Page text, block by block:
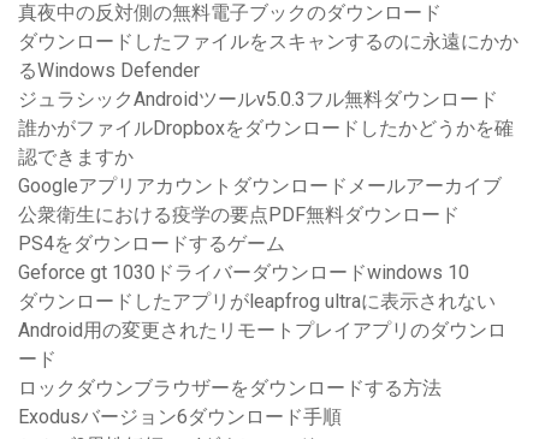
真夜中の反対側の無料電子ブックのダウンロード
ダウンロードしたファイルをスキャンするのに永遠にかか
るWindows Defender
ジュラシックAndroidツールv5.0.3フル無料ダウンロード
誰かがファイルDropboxをダウンロードしたかどうかを確
認できますか
Googleアプリアカウントダウンロードメールアーカイブ
公衆衛生における疫学の要点PDF無料ダウンロード
PS4をダウンロードするゲーム
Geforce gt 1030ドライバーダウンロードwindows 10
ダウンロードしたアプリがleapfrog ultraに表示されない
Android用の変更されたリモートプレイアプリのダウンロ
ード
ロックダウンブラウザーをダウンロードする方法
Exodusバージョン6ダウンロード手順